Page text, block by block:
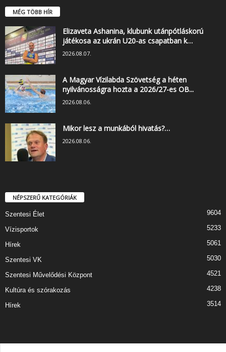
MÉG TÖBB HÍR
Elizaveta Ashanina, klubunk utánpótláskorú
játékosa az ukrán U20-as csapatban k…
2026.08.07.
A Magyar Vízilabda Szövetség a héten
nyilvánosságra hozta a 2026/27-es OB...
2026.08.06.
Mikor lesz a munkából hivatás?…
2026.08.06.
NÉPSZERŰ KATEGÓRIÁK
Szentesi Élet 9604
Vízisportok 5233
Hírek 5061
Szentesi VK 5030
Szentesi Művelődési Központ 4521
Kultúra és szórakozás 4238
Hírek 3514